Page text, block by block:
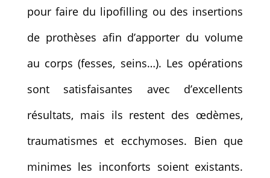
pour faire du lipofilling ou des insertions
de prothèses afin d’apporter du volume
au corps (fesses, seins…). Les opérations
sont satisfaisantes avec d’excellents
résultats, mais ils restent des œdèmes,
traumatismes et ecchymoses. Bien que
minimes les inconforts soient existants.